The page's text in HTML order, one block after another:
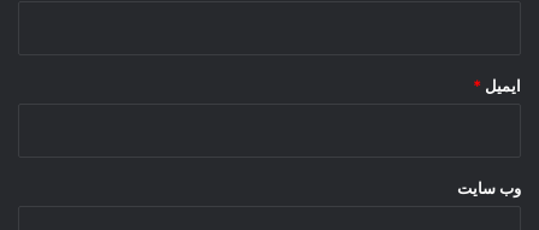
ایمیل *
وب‌ سایت